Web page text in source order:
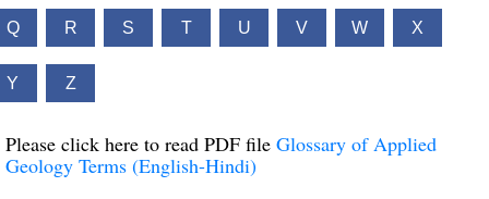
Q R S T U V W X
Y Z
Please click here to read PDF file Glossary of Applied
Geology Terms (English-Hindi)